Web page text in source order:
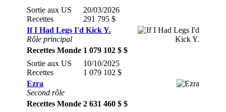
Sortie aux US
Recettes
20/03/2026
291 795 $
If I Had Legs I'd Kick Y.
Rôle principal
Recettes Monde 1 079 102 $ $
Sortie aux US
Recettes
10/10/2025
1 079 102 $
Ezra
Second rôle
Recettes Monde 2 631 460 $ $